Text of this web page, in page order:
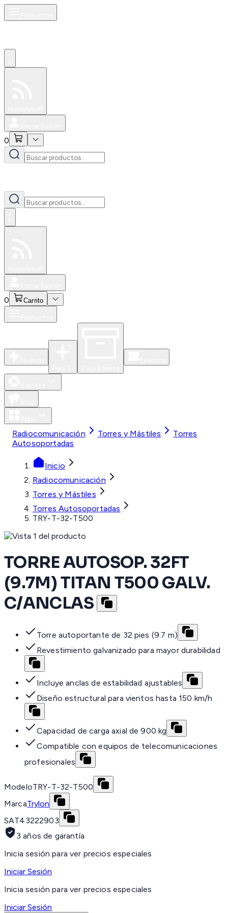
0
0 Carrito
Radiocomunicación Torres y Mástiles
Torres
Autosoportadas
Inicio
Radiocomunicación
Torres y Mástiles
Torres Autosoportadas
TRY-T-32-T500
TORRE AUTOSOP. 32FT
(9.7M) TITAN T500 GALV.
C/ANCLAS
Torre autoportante de 32 pies (9.7 m)
Revestimiento galvanizado para mayor durabilidad
Incluye anclas de estabilidad ajustables
Diseño estructural para vientos hasta 150 km/h
Capacidad de carga axial de 900 kg
Compatible con equipos de telecomunicaciones
profesionales
ModeloTRY-T-32-T500
MarcaTrylon
SAT43222903
3 años de garantía
Inicia sesión para ver precios especiales
Iniciar Sesión
Inicia sesión para ver precios especiales
Iniciar Sesión